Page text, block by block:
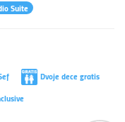
Suite
Dvoje dece gratis